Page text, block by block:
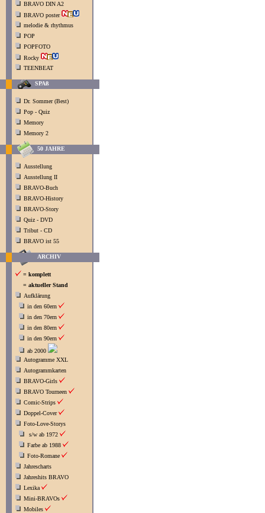
BRAVO DIN A2
BRAVO poster
melodie & rhythmus
POP
POPFOTO
Rocky
TEENBEAT
SPAß
Dr. Sommer (Best)
Pop - Quiz
Memory
Memory 2
50 JAHRE
Ausstellung
Ausstellung II
BRAVO-Buch
BRAVO-History
BRAVO-Story
Quiz - DVD
Tribut - CD
BRAVO ist 55
ARCHIV
= komplett
= aktueller Stand
Aufklärung
in den 60ern
in den 70ern
in den 80ern
in den 90ern
ab 2000
Autogramme XXL
Autogrammkarten
BRAVO-Girls
BRAVO Tourneen
Comic-Strips
Doppel-Cover
Foto-Love-Storys
s/w ab 1972
Farbe ab 1988
Foto-Romane
Jahrescharts
Jahreshits BRAVO
Lexika
Mini-BRAVOs
Mobiles